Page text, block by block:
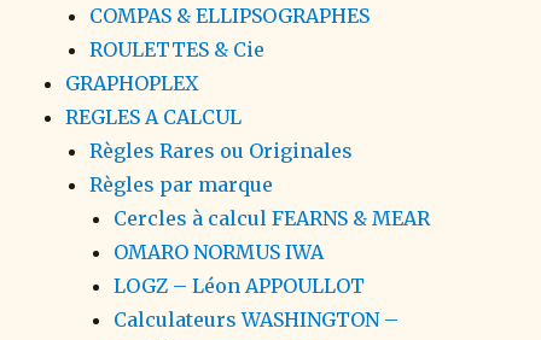
COMPAS & ELLIPSOGRAPHES
ROULETTES & Cie
GRAPHOPLEX
REGLES A CALCUL
Règles Rares ou Originales
Règles par marque
Cercles à calcul FEARNS & MEAR
OMARO NORMUS IWA
LOGZ – Léon APPOULLOT
Calculateurs WASHINGTON –